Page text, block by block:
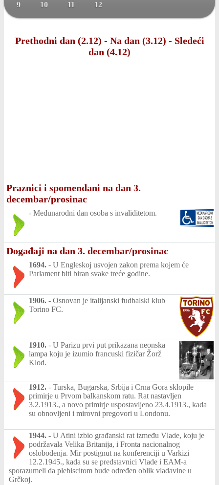
9 10 11 12
Prethodni dan (2.12) - Na dan (3.12) - Sledeći
dan (4.12)
Praznici i spomendani na dan 3.
decembar/prosinac
- Međunarodni dan osoba s invaliditetom.
Događaji na dan 3. decembar/prosinac
1694. - U Engleskoj usvojen zakon prema kojem će
Parlament biti biran svake treće godine.
1906. - Osnovan je italijanski fudbalski klub
Torino FC.
1910. - U Parizu prvi put prikazana neonska
lampa koju je izumio francuski fizičar Žorž
Klod.
1912. - Turska, Bugarska, Srbija i Crna Gora sklopile
primirje u Prvom balkanskom ratu. Rat nastavljen
3.2.1913., a novo primirje uspostavljeno 23.4.1913., kada
su obnovljeni i mirovni pregovori u Londonu.
1944. - U Atini izbio građanski rat između Vlade, koju je
podržavala Velika Britanija, i Fronta nacionalnog
oslobođenja. Mir postignut na konferenciji u Varkizi
12.2.1945., kada su se predstavnici Vlade i EAM-a
sporazumeli da plebiscitom bude određen oblik vladavine u
Grčkoj.